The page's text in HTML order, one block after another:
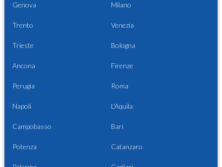
Genova Milano
Trento Venezia
Trieste Bologna
Ancona Firenze
Perugia Roma
Napoli L'Aquila
Campobasso Bari
Potenza Catanzaro